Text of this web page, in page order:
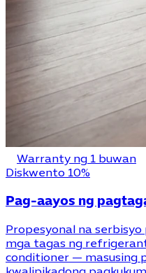
Warranty ng 1 buwan
Diskwento 10%
Pag-aayos ng
Propesyonal na
mga tagas ng
conditioner — masusing